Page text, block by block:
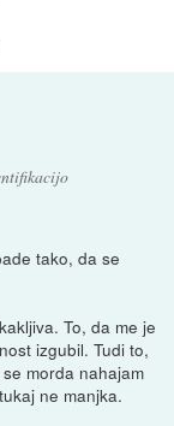
tako, da se
To, da me je
izgubil. Tudi to,
morda nahajam
ne manjka.